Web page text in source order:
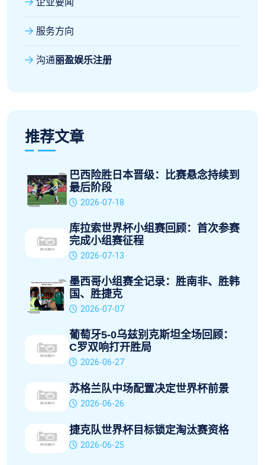
服务方向
沟通丽盈娱乐注册
推荐文章
巴西险胜日本晋级：比赛悬念持续到
最后阶段
2026-07-18
库拉索世界杯小组赛回顾：首次参赛
完成小组赛征程
2026-07-13
墨西哥小组赛全记录：胜南非、胜韩
国、胜捷克
2026-07-07
葡萄牙5-0乌兹别克斯坦全场回顾：
C罗双响打开胜局
2026-06-27
苏格兰队中场配置决定世界杯前景
2026-06-26
捷克队世界杯目标锁定淘汰赛资格
2026-06-25